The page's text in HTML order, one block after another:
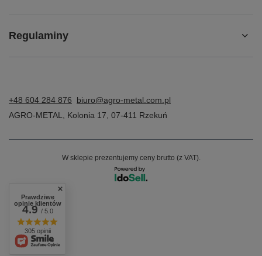
Regulaminy
+48 604 284 876
biuro@agro-metal.com.pl
AGRO-METAL
Kolonia 17 07-411 Rzekuń
W sklepie prezentujemy ceny brutto (z VAT).
Prawdziwe
opinie klientów
4.9/ 5.0
305 opinii